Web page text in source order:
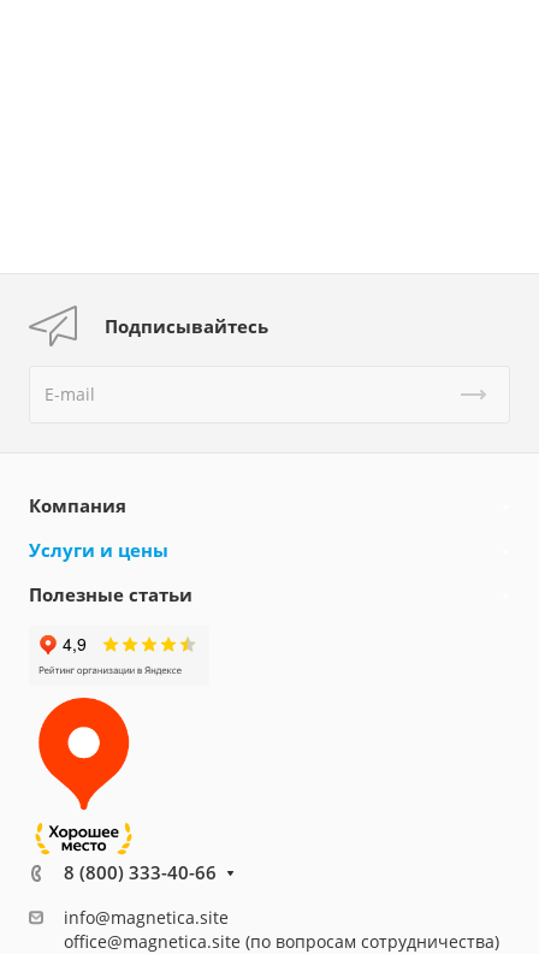
Подписывайтесь
Компания
Услуги и цены
Полезные статьи
8 (800) 333-40-66
info@magnetica.site
office@magnetica.site (по вопросам сотрудничества)